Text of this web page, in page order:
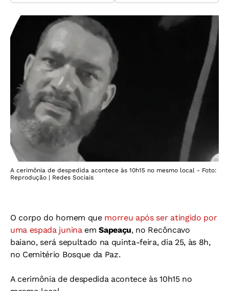
A cerimônia de despedida acontece às 10h15 no mesmo local - Foto:
Reprodução | Redes Sociais
O corpo do homem quemorreu após ser atingido por
uma espada junina emSapeaçu, no Recôncavo
baiano, será sepultado na quinta-feira, dia 25, às 8h,
no Cemitério Bosque da Paz.
A cerimônia de despedida acontece às 10h15 no